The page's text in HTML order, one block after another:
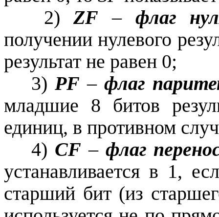
2)ZF – флаг
получении нулевого
результат не равен 0;
3)PF –флаг
младшие 8 битов
единиц, в противном
4) CF – флаг
устанавливается в 1,
старший бит (из